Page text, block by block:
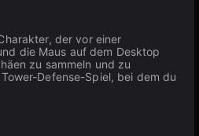
der vor einer
die Maus auf dem Desktop
zu sammeln und zu
Defense-Spiel, bei dem du